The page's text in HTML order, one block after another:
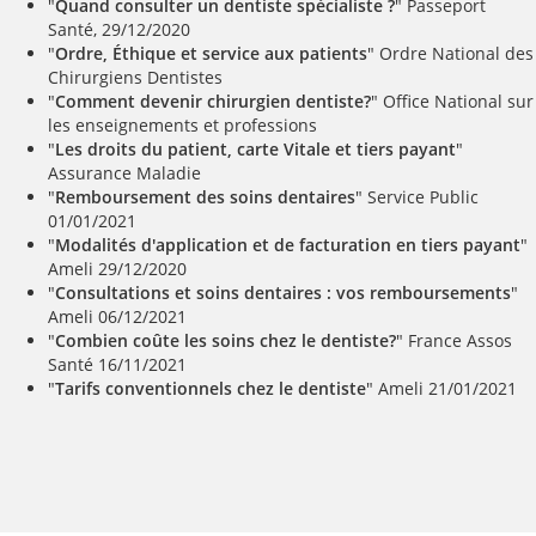
"Quand consulter un dentiste spécialiste ?" Passeport
Santé, 29/12/2020
"Ordre, Éthique et service aux patients" Ordre National des
Chirurgiens Dentistes
"Comment devenir chirurgien dentiste?" Office National sur
les enseignements et professions
"Les droits du patient, carte Vitale et tiers payant"
Assurance Maladie
"Remboursement des soins dentaires" Service Public
01/01/2021
"Modalités d'application et de facturation en tiers payant"
Ameli 29/12/2020
"Consultations et soins dentaires : vos remboursements"
Ameli 06/12/2021
"Combien coûte les soins chez le dentiste?" France Assos
Santé 16/11/2021
"Tarifs conventionnels chez le dentiste" Ameli 21/01/2021